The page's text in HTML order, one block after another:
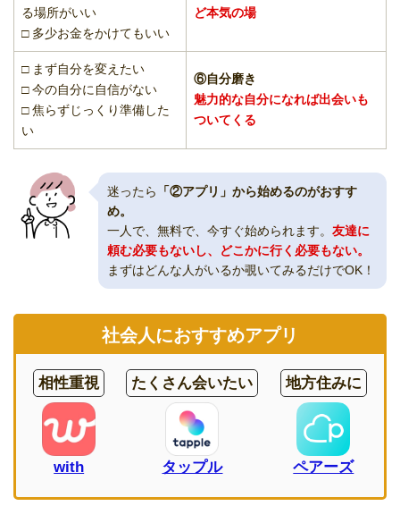
る場所がいい
□ 多少お金をかけてもいい
ど本気の場
□ まず自分を変えたい
□ 今の自分に自信がない
□ 焦らずじっくり準備した
い
⑥自分磨き
魅力的な自分になれば出会いも
ついてくる
迷ったら
「②アプリ」から始めるのがおすす
め。
一人で、無料で、今すぐ始められます。 友達に
頼む必要もないし、どこかに行く必要もない。
まずはどんな人がいるか覗いてみるだけでOK！
社会人におすすめアプリ
相性重視
with
たくさん会いたい
タップル
地方住みに
ペアーズ